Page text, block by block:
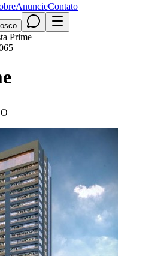
AnuncieContato
Prime